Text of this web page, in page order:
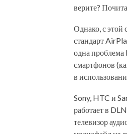
верите?
Однако, с этой
стандарт
одна проблема
смартфонов
в
Sony, HTC и
работает в
телевизор